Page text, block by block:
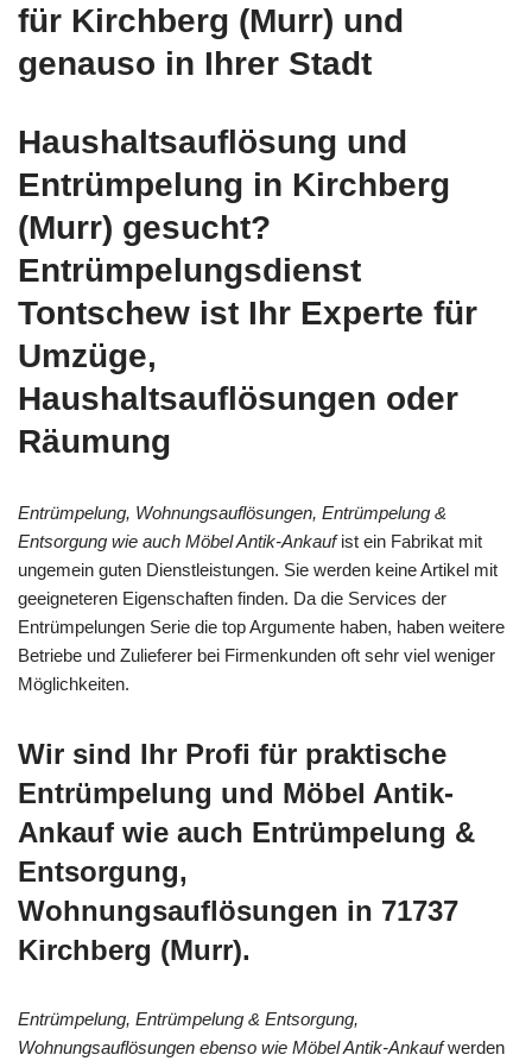
für Kirchberg (Murr) und
genauso in Ihrer Stadt
Haushaltsauflösung und
Entrümpelung in Kirchberg
(Murr) gesucht?
Entrümpelungsdienst
Tontschew ist Ihr Experte für
Umzüge,
Haushaltsauflösungen oder
Räumung
Entrümpelung, Wohnungsauflösungen, Entrümpelung &
Entsorgung wie auch Möbel Antik-Ankaufist ein Fabrikat mit
ungemein guten Dienstleistungen. Sie werden keine Artikel mit
geeigneteren Eigenschaften finden. Da die Services der
Entrümpelungen Serie die top Argumente haben, haben weitere
Betriebe und Zulieferer bei Firmenkunden oft sehr viel weniger
Möglichkeiten.
Wir sind Ihr Profi für praktische
Entrümpelung und Möbel Antik-
Ankauf wie auch Entrümpelung &
Entsorgung,
Wohnungsauflösungen in 71737
Kirchberg (Murr).
Entrümpelung, Entrümpelung & Entsorgung,
Wohnungsauflösungen ebenso wie Möbel Antik-Ankaufwerden